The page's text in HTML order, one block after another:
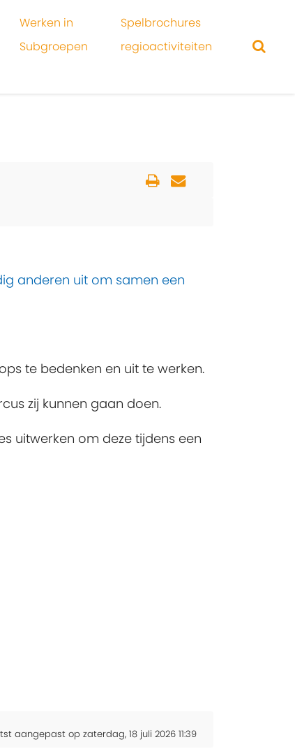
Werken in
Subgroepen
Spelbrochures
regioactiviteiten
anderen uit om samen een
te bedenken en uit te werken.
zij kunnen gaan doen.
uitwerken om deze tijdens een
aangepast op zaterdag, 18 juli 2026 11:39